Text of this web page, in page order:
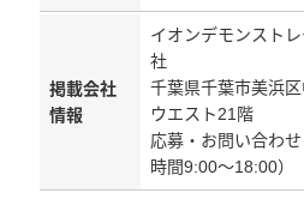
掲載会社
情報
イオンデモンスト
社
千葉県千葉市美浜
ウエスト21階
応募・お問い合わ
時間9:00～18:00）